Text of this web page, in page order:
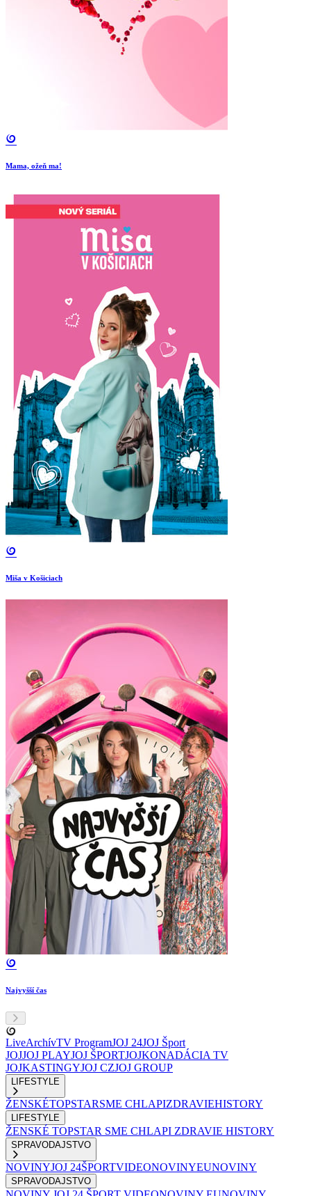
Mama, ožeň ma!
Miša v Košiciach
Najvyšší čas
LiveArchívTV ProgramJOJ 24JOJ Šport
JOJJOJ PLAYJOJ ŠPORTJOJKONADÁCIA TV
JOJKASTINGYJOJ CZJOJ GROUP
LIFESTYLE
ŽENSKÉTOPSTARSME CHLAPIZDRAVIEHISTORY
LIFESTYLE
ŽENSKÉ TOPSTAR SME CHLAPI ZDRAVIE HISTORY
SPRAVODAJSTVO
NOVINYJOJ 24ŠPORTVIDEONOVINYEUNOVINY
SPRAVODAJSTVO